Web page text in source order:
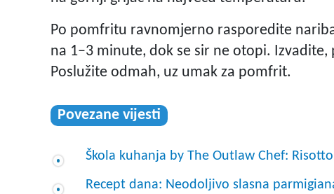
Po pomfritu ravnomjerno rasporedite
na 1–3 minute, dok se sir ne otopi.
Poslužite odmah, uz umak za pomfrit.
Povezane vijesti
Škola kuhanja by The Outlaw Chef:
Recept dana: Neodoljivo slasna